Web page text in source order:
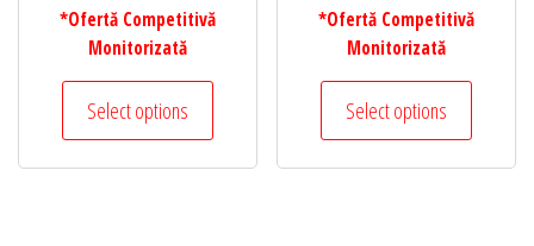
*Ofertă Competitivă
Monitorizată
Select options
*Ofertă Competitivă
Monitorizată
Select options